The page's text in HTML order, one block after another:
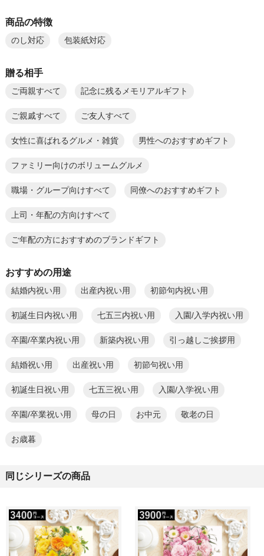
商品の特徴
のし対応 包装紙対応
贈る相手
ご両親すべて 記念に残るメモリアルギフト
ご親戚すべて ご友人すべて
女性に喜ばれるグルメ・雑貨 男性へのおすすめギフト
ファミリー向けのボリュームグルメ
職場・グループ向けすべて 同僚へのおすすめギフト
上司・年配の方向けすべて
ご年配の方におすすめのブランドギフト
おすすめの用途
結婚内祝い用 出産内祝い用 初節句内祝い用
初誕生日内祝い用 七五三内祝い用 入園/入学内祝い用
卒園/卒業内祝い用 新築内祝い用 引っ越しご挨拶用
結婚祝い用 出産祝い用 初節句祝い用
初誕生日祝い用 七五三祝い用 入園/入学祝い用
卒園/卒業祝い用 母の日 お中元 敬老の日
お歳暮
同じシリーズの商品